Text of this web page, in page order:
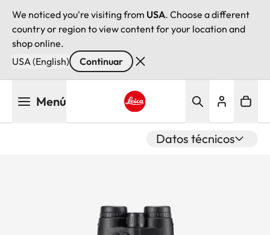
We noticed you're visiting from USA. Choose a different
country or region to view content for your location and
shop online.
USA (English)
Continuar
Menú
Datos técnicos